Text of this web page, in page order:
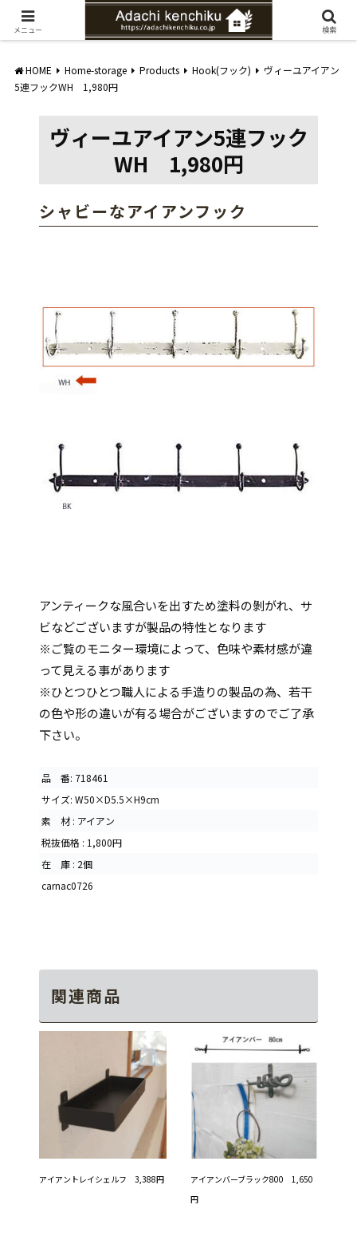
愛知県みよし市の工務店。自然素材を使ったナチュラルな家づくりをご提案
HOME Home-storage Products Hook(フック)
ヴィーユアイアン
5連フックWH 1,980円
ヴィーユアイアン5連フック
WH 1,980円
シャビーなアイアンフック
アンティークな風合いを出すため塗料の剝がれ、サ
ビなどございますが製品の特性となります
※ご覧のモニター環境によって、色味や素材感が違
って見える事があります
※ひとつひとつ職人による手造りの製品の為、若干
の色や形の違いが有る場合がございますのでご了承
下さい。
品 番: 718461
サイズ: W50×D5.5×H9cm
素 材 : アイアン
税抜価格 : 1,800円
在 庫 : 2個
carnac0726
関連商品
アイアントレイシェルフ 3,388円
アイアンバーブラック800 1,650
円
メニュー 検索